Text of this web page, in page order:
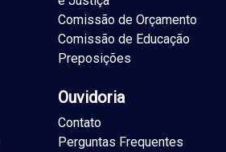
Comissão de Orçamento
Comissão de Educação
Preposições
Ouvidoria
Contato
Perguntas Frequentes